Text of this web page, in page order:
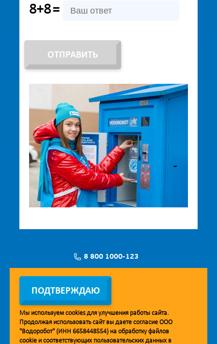
8+8=
ОТПРАВИТЬ
8 800 1000-123
Заявка на установку
Мобильное приложение Vodorobot
ПОДТВЕРЖДАЮ
Мы используем cookiesдля улучшения работы сайта.
Продолжая использовать сайт вы даете согласие ООО
"Водоробот" (ИНН 6658448554) на обработку файлов
cookie и соответствующих пользовательских данных в